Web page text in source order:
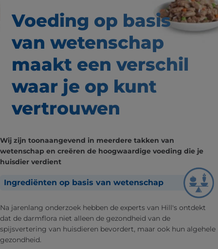
Voeding op basis
van wetenschap
maakt een verschil
waar je op kunt
vertrouwen
Wij zijn toonaangevend in meerdere takken van
wetenschap en creëren de hoogwaardige voeding die je
huisdier verdient
Ingrediënten op basis van wetenschap
Na jarenlang onderzoek hebben de experts van Hill's ontdekt
dat de darmflora niet alleen de gezondheid van de
spijsvertering van huisdieren bevordert, maar ook hun algehele
gezondheid.